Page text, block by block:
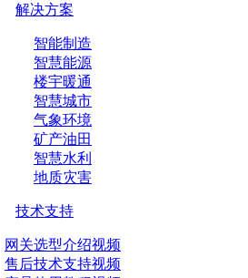
解决方案
智能制造
智慧能源
楼宇暖通
智慧城市
气象环境
矿产油田
智慧水利
地质灾害
技术支持
网关选型介绍视频
售后技术支持视频